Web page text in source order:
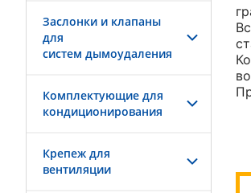
Заслонки и клапаны
для
систем дымоудаления
Комплектующие для
кондиционирования
Крепеж для
вентиляции